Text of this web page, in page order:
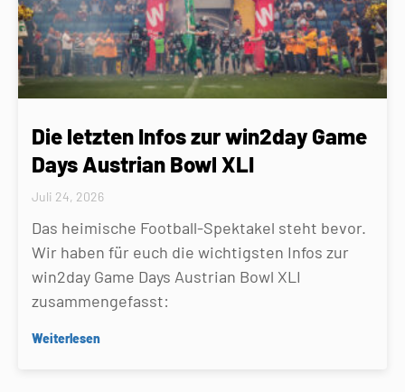
Die letzten Infos zur win2day Game
Days Austrian Bowl XLI
Juli 24, 2026
Das heimische Football-Spektakel steht bevor.
Wir haben für euch die wichtigsten Infos zur
win2day Game Days Austrian Bowl XLI
zusammengefasst:
Weiterlesen